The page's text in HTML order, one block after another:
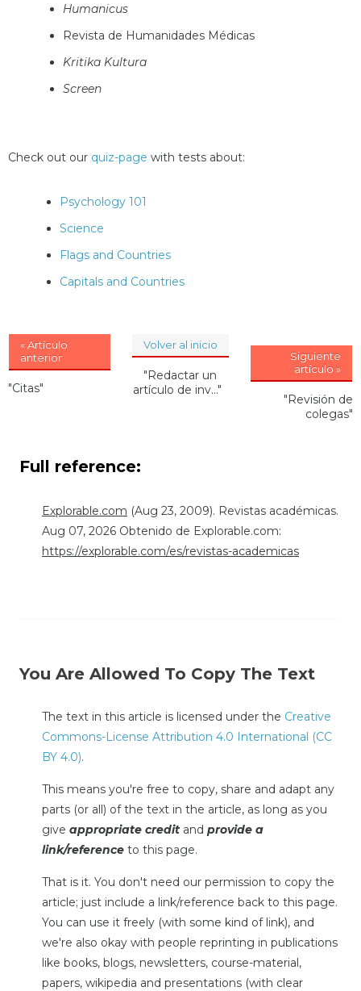
Humanicus
Revista de Humanidades Médicas
Kritika Kultura
Screen
Check out our quiz-page with tests about:
Psychology 101
Science
Flags and Countries
Capitals and Countries
« Artículo
anterior
"Citas"
Volver al inicio
"Redactar un
artículo de inv..."
Siguiente
artículo »
"Revisión de
colegas"
Full reference:
Explorable.com (Aug 23, 2009). Revistas académicas.
Aug 07, 2026 Obtenido de Explorable.com:
https://explorable.com/es/revistas-academicas
You Are Allowed To Copy The Text
The text in this article is licensed under the Creative
Commons-License Attribution 4.0 International (CC
BY 4.0).
This means you're free to copy, share and adapt any
parts (or all) of the text in the article, as long as you
give appropriate credit and provide a
link/reference to this page.
That is it. You don't need our permission to copy the
article; just include a link/reference back to this page.
You can use it freely (with some kind of link), and
we're also okay with people reprinting in publications
like books, blogs, newsletters, course-material,
papers, wikipedia and presentations (with clear